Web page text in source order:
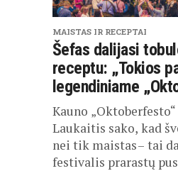
MAISTAS IR RECEPTAI
Šefas dalijasi
receptu: „Tokios
legendiniame
Kauno
Laukaitis sako, kad
nei tik maistas – tai
festivalis prarastų